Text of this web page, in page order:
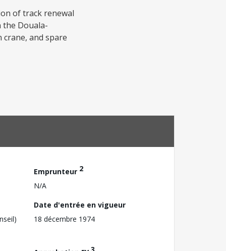
of track renewal
the Douala-
and spare
Emprunteur 2
N/A
Date d'entrée en vigueur
18 décembre 1974
3